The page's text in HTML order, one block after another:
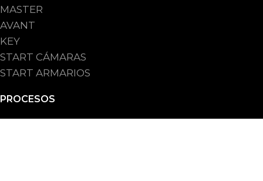
MASTER
AVANT
KEY
START CÁMARAS
START ARMARIOS
PROCESOS